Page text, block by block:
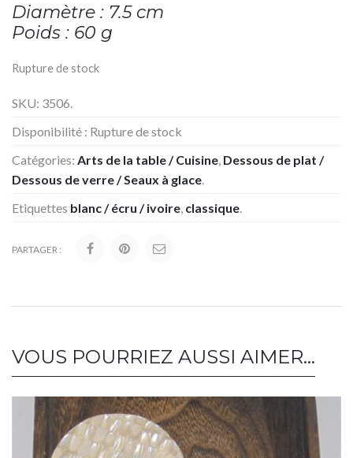
Diamètre : 7.5 cm
Poids : 60 g
Rupture de stock
SKU: 3506
Disponibilité : Rupture de stock
Catégories: Arts de la table / Cuisine Dessous de plat /
Dessous de verre / Seaux à glace
Etiquettes blanc / écru / ivoire classique
PARTAGER :
VOUS POURRIEZ AUSSI AIMER…